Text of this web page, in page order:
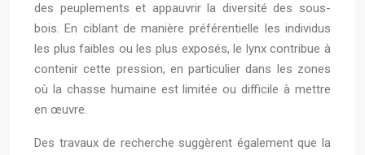
des peuplements et appauvrir la diversité des sous-
bois. En ciblant de manière préférentielle les individus
les plus faibles ou les plus exposés, le lynx contribue à
contenir cette pression, en particulier dans les zones
où la chasse humaine est limitée ou difficile à mettre
en œuvre.
Des travaux de recherche suggèrent également que la